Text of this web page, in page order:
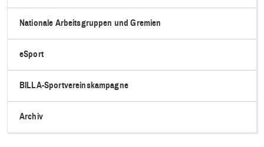
Nationale Arbeitsgruppen und Gremien
eSport
BILLA-Sportvereinskampagne
Archiv